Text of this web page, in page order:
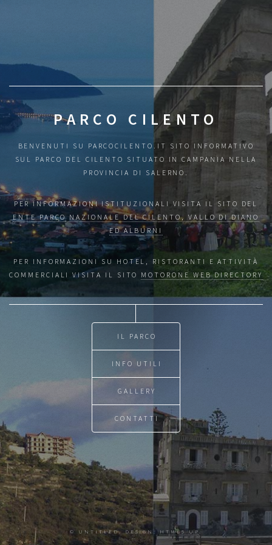
PARCO CILENTO
BENVENUTI SU PARCOCILENTO.IT SITO INFORMATIVO
SUL PARCO DEL CILENTO SITUATO IN CAMPANIA NELLA
PROVINCIA DI SALERNO.
PER INFORMAZIONI ISTITUZIONALI VISITA IL SITO DEL
ENTE PARCO NAZIONALE DEL CILENTO, VALLO DI DIANO
ED ALBURNI
PER INFORMAZIONI SU HOTEL, RISTORANTI E ATTIVITÀ
COMMERCIALI VISITA IL SITO MOTORONE WEB DIRECTORY
IL PARCO
INFO UTILI
GALLERY
CONTATTI
© UNTITLED. DESIGN: HTML5 UP.